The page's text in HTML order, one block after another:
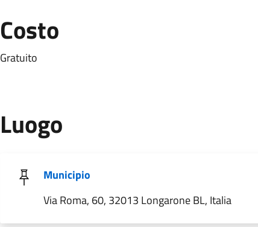
Costo
Gratuito
Luogo
Municipio
Via Roma, 60, 32013 Longarone BL, Italia